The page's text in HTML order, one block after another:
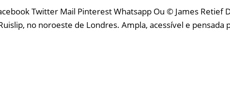
Twitter Mail Pinterest Whatsapp Ou © James
no noroeste de Londres. Ampla, acessível e pensada